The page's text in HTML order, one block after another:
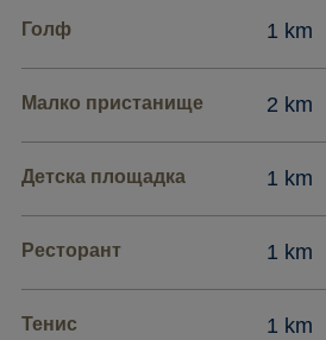
Голф 1 km
Малко пристанище 2 km
Детска площадка 1 km
Ресторант 1 km
Тенис 1 km